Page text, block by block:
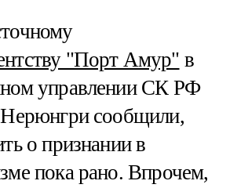
"Порт Амур" в
управлении СК РФ
сообщили,
о признании в
пока рано. Впрочем,